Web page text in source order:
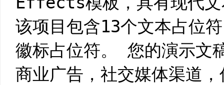
该项目包含13个文本占位
徽标占位符。 您的演示文
商业广告，社交媒体渠道